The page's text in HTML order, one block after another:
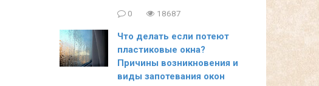
0 18687
Что делать если потеют
пластиковые окна?
Причины возникновения и
виды запотевания окон